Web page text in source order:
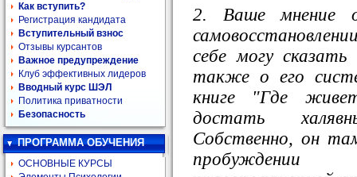
Как вступить?
Регистрация кандидата
Вступительный взнос
Отзывы курсантов
Важное предупреждение
Клуб эффективных лидеров
Вводный курс ШЭЛ
Политика приватности
Безопасность
ПРОГРАММА ОБУЧЕНИЯ
ОСНОВНЫЕ КУРСЫ
2. Ваше мнение
себе могу
также о его
книге "Где
достать
Собственно, он
пробуждении